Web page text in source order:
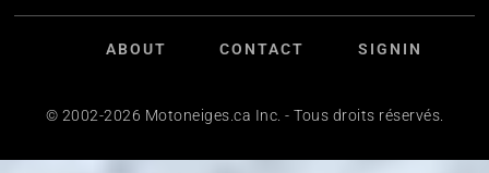
ABOUT CONTACT SIGNIN
© 2002-2026 Motoneiges.ca Inc. - Tous droits réservés.